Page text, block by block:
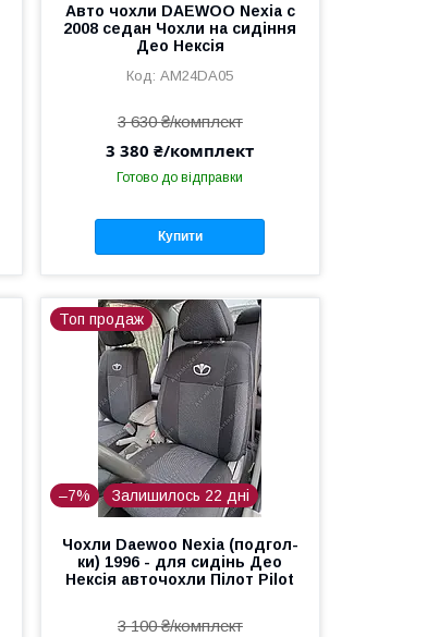
Авто чохли DAEWOO Nexia с
2008 седан Чохли на сидіння
Део Нексія
AM24DA05
3 630 ₴/комплект
3 380 ₴/комплект
Готово до відправки
Купити
Топ продаж
–7% Залишилось 22 дні
Чохли Daewoo Nexia (подгол-
ки) 1996 - для сидінь Део
Нексія авточохли Пілот Pilot
3 100 ₴/комплект